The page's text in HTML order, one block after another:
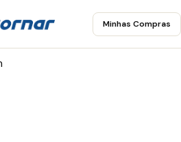
Minhas Compras